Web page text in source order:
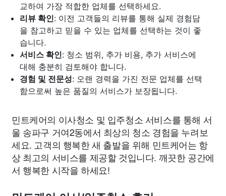
교하여 가장 적합한 업체를 선택하세요.
리뷰 확인: 이전 고객들의 리뷰를 통해 실제 경험담
을 참고하고 믿을 수 있는 업체를 선택하는 것이 좋
습니다.
서비스 확인: 청소 범위, 추가 비용, 추가 서비스에
대해 충분히 검토해야 합니다.
경험 및 전문성: 오랜 경력을 가진 전문 업체를 선택
함으로써 높은 품질의 서비스가 보장됩니다.
민트케어의 이사청소 및 입주청소 서비스를 통해 서
울 송파구 거여2동에서 최상의 청소 경험을 누려보
세요. 고객의 행복한 새 출발을 위해 민트케어는 항
상 최고의 서비스를 제공할 것입니다. 깨끗한 공간에
서 행복한 시작을 하세요!